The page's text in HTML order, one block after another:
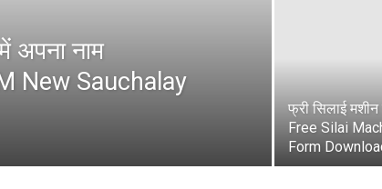
अपना नाम
New Sauchalay
फ्री सिलाई
Free Silai
Form